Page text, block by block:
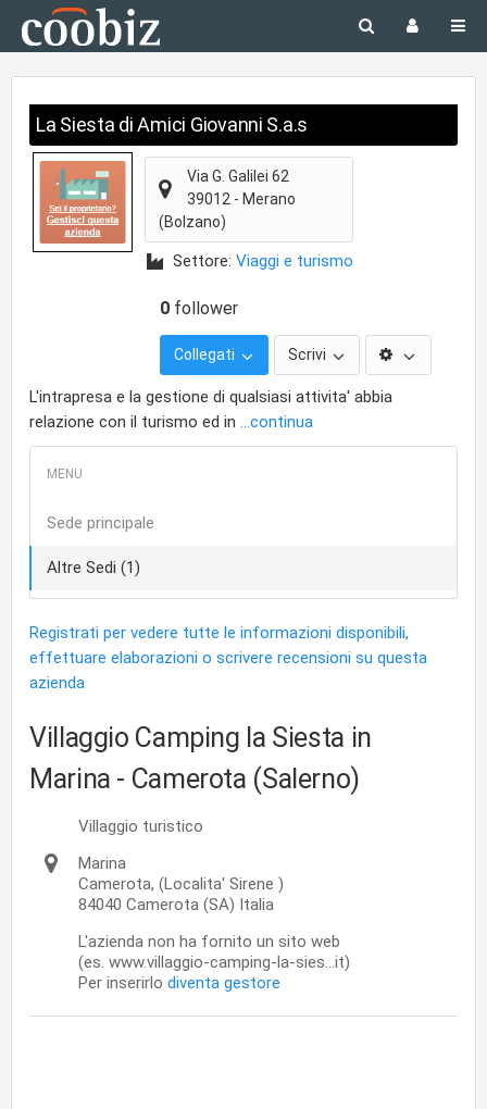
La Siesta di Amici Giovanni S.a.s
Via G. Galilei 62
39012 - Merano
(Bolzano)
Settore: Viaggi e turismo
0 follower
Collegati Scrivi
L'intrapresa e la gestione di qualsiasi attivita' abbia
relazione con il turismo ed in ...continua
Sede principale
Altre Sedi (1)
Registrati per vedere tutte le informazioni disponibili,
effettuare elaborazioni o scrivere recensioni su questa
azienda
Villaggio Camping la Siesta in
Marina - Camerota (Salerno)
Villaggio turistico
Marina
Camerota, (Localita' Sirene )
84040 Camerota (SA) Italia
L'azienda non ha fornito un sito web
(es. www.villaggio-camping-la-sies...it)
Per inserirlo diventa gestore